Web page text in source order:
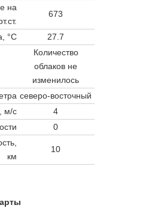
на
673
°C
27.7
Количество
облаков не
изменилось
северо-восточный
м/с
4
0
км
10